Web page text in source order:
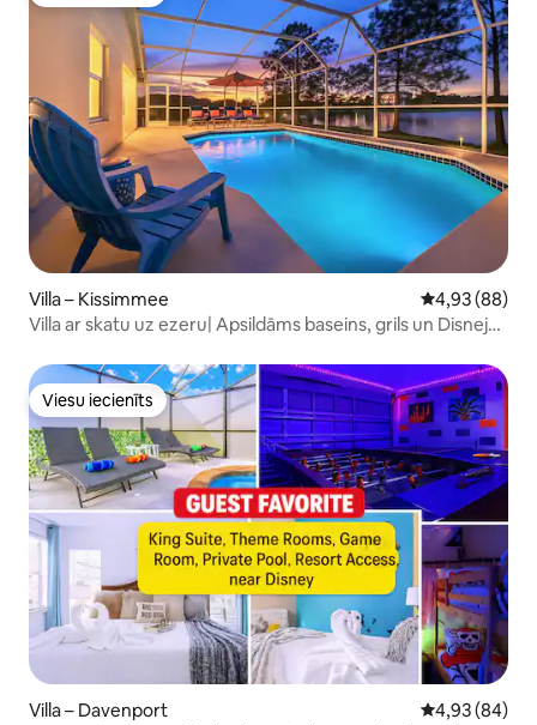
Villa – Kissimmee Vidējais
4,93 (88)
Villa ar skatu uz ezeru| Apsildāms baseins, grils un Disneja
Viesu iecienīts
Viesu iecienīts
Villa – Davenport Vidējais
4,93 (84)